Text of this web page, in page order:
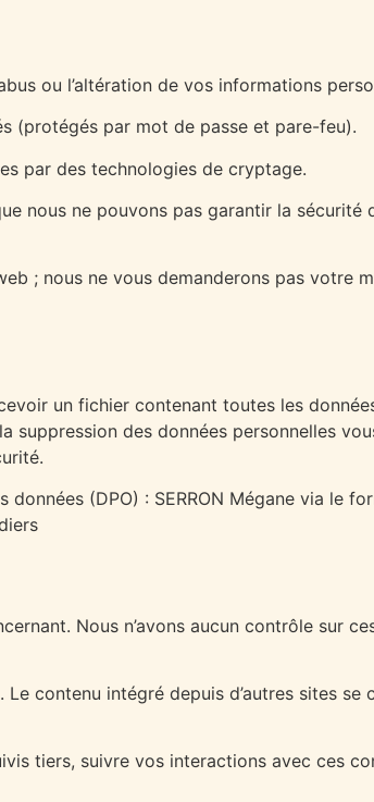
ou l’altération de vos informations
(protégés par mot de passe et pare-feu).
par des technologies de cryptage.
nous ne pouvons pas garantir la sécurité
; nous ne vous demanderons pas votre
un fichier contenant toutes les
des données personnelles
(DPO) : SERRON Mégane via le
Nous n’avons aucun contrôle sur
contenu intégré depuis d’autres sites se
tiers, suivre vos interactions avec ces